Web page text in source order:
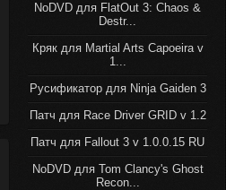
NoDVD для FlatOut 3: Chaos &
Destr...
Кряк для Martial Arts Capoeira v
1...
Русификатор для Ninja Gaiden 3
Патч для Race Driver GRID v 1.2
Патч для Fallout 3 v 1.0.0.15 RU
NoDVD для Tom Clancy's Ghost
Recon...